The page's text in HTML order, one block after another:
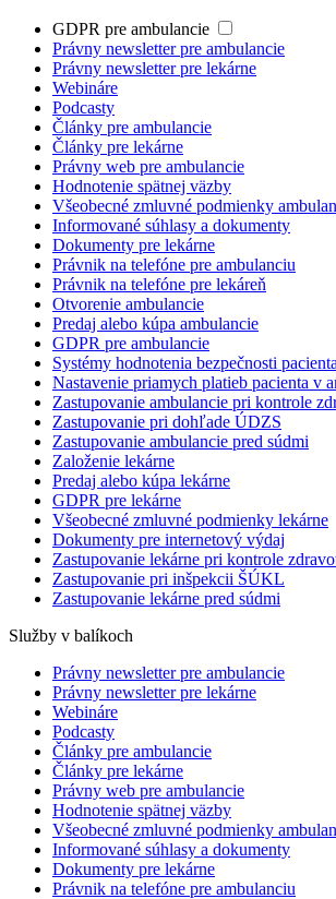
GDPR pre ambulancie
Právny newsletter pre ambulancie
Právny newsletter pre lekárne
Webináre
Podcasty
Články pre ambulancie
Články pre lekárne
Právny web pre ambulancie
Hodnotenie spätnej väzby
Všeobecné zmluvné podmienky
Informované súhlasy a dokumenty
Dokumenty pre lekárne
Právnik na telefóne pre ambulanciu
Právnik na telefóne pre lekáreň
Otvorenie ambulancie
Predaj alebo kúpa ambulancie
GDPR pre ambulancie
Systémy hodnotenia bezpečnosti pacienta
Nastavenie priamych platieb pacienta v
Zastupovanie ambulancie pri kontrole
Zastupovanie pri dohľade ÚDZS
Zastupovanie ambulancie pred súdmi
Založenie lekárne
Predaj alebo kúpa lekárne
GDPR pre lekárne
Všeobecné zmluvné podmienky lekárne
Dokumenty pre internetový výdaj
Zastupovanie lekárne pri kontrole
Zastupovanie pri inšpekcii ŠÚKL
Zastupovanie lekárne pred súdmi
Služby v balíkoch
Právny newsletter pre ambulancie
Právny newsletter pre lekárne
Webináre
Podcasty
Články pre ambulancie
Články pre lekárne
Právny web pre ambulancie
Hodnotenie spätnej väzby
Všeobecné zmluvné podmienky
Informované súhlasy a dokumenty
Dokumenty pre lekárne
Právnik na telefóne pre ambulanciu